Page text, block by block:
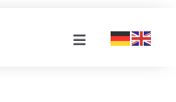
Toggle